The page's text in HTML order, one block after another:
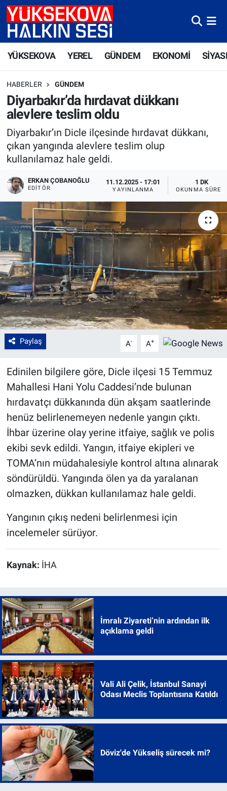
YÜKSEKOVA YEREL GÜNDEM EKONOMİ
HABERLER GÜNDEM
Diyarbakır’da hırdavat dükkanı
alevlere teslim oldu
Diyarbakır’ın Dicle ilçesinde hırdavat dükkanı,
çıkan yangında alevlere teslim olup
kullanılamaz hale geldi.
ERKAN ÇOBANOĞLU
EDITÖR
11.12.2025 - 17:01
YAYINLANMA
1 DK
OKUNMA SÜRESI
Paylaş A- A+
Edinilen bilgilere göre, Dicle ilçesi 15 Temmuz
Mahallesi Hani Yolu Caddesi’nde bulunan
hırdavatçı dükkanında dün akşam saatlerinde
henüz belirlenemeyen nedenle yangın çıktı.
İhbar üzerine olay yerine itfaiye, sağlık ve polis
ekibi sevk edildi. Yangın, itfaiye ekipleri ve
TOMA’nın müdahalesiyle kontrol altına alınarak
söndürüldü. Yangında ölen ya da yaralanan
olmazken, dükkan kullanılamaz hale geldi.
Yangının çıkış nedeni belirlenmesi için
incelemeler sürüyor.
Kaynak: İHA
İmralı Ziyareti’nin ardından ilk
açıklama geldi
Vali Ali Çelik, İstanbul Sanayi
Odası Meclis Toplantısına Katıldı
Döviz'de Yükseliş sürecek mi?
Yüksekova Nöbetçi Eczaneler
Süper Lig Puan Durumu ve Fikstür
Tüm Manşetler
Son Dakika Haberleri